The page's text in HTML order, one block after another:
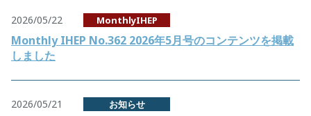
2026/05/22 MonthlyIHEP
Monthly IHEP No.362 2026年5月号のコンテンツを掲載
しました
2026/05/21 お知らせ